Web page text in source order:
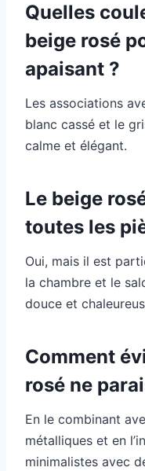
Quelles
beige rosé
apaisant ?
Les associations
blanc cassé et le
calme et élégant.
Le beige
toutes les
Oui, mais il est
la chambre et le
douce et
Comment
rosé ne
En le combinant
métalliques et en
minimalistes avec